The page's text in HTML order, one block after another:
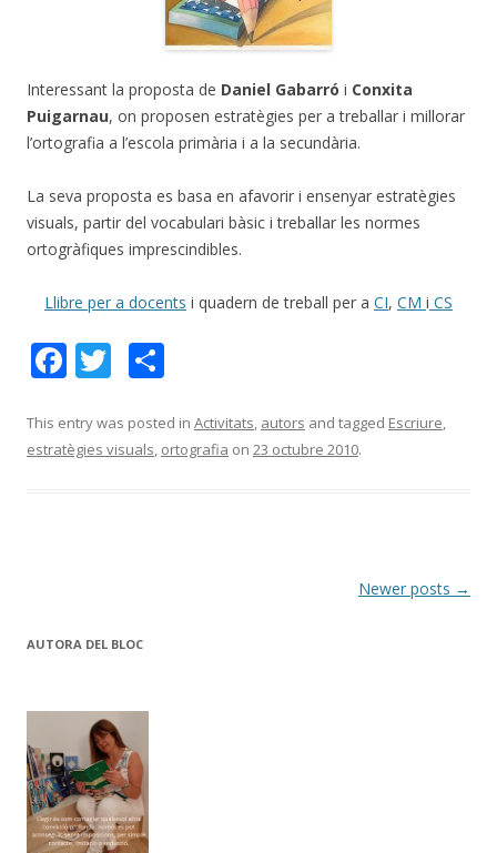
Interessant la proposta de Daniel Gabarró i Conxita
Puigarnau, on proposen estratègies per a treballar i millorar
l’ortografia a l’escola primària i a la secundària.
La seva proposta es basa en afavorir i ensenyar estratègies
visuals, partir del vocabulari bàsic i treballar les normes
ortogràfiques imprescindibles.
Llibre per a docents i quadern de treball per a CI, CM i CS
F
ac
e
b
T
w
itt
er
m
p
This entry was posted in Activitats autors and tagged Escriure
estratègies visuals ortografia on 23 octubre 2010.
Newer posts →
AUTORA DEL BLOC